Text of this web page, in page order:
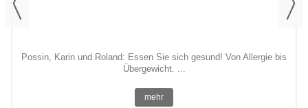
Possin, Karin und Roland: Essen Sie sich gesund! Von Allergie bis
Übergewicht. ...
mehr